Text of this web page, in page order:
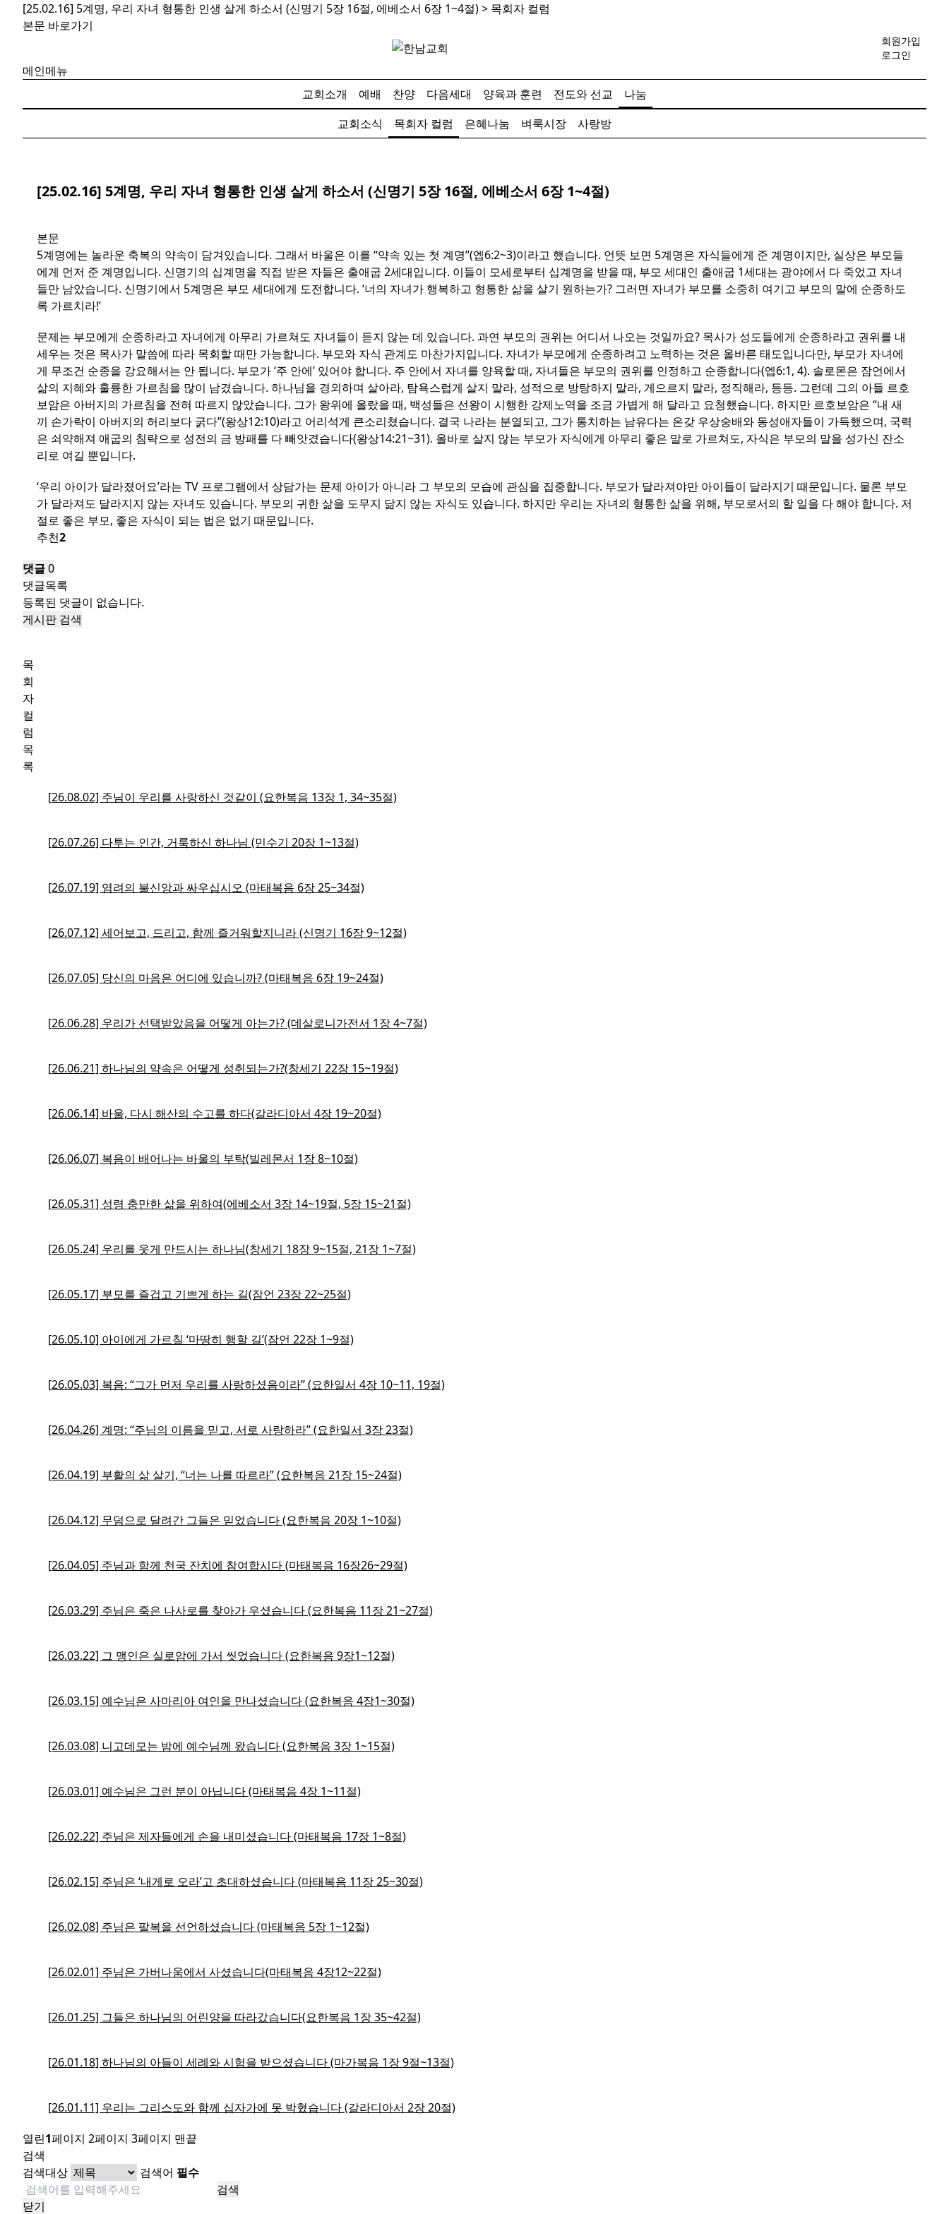
[25.02.16] 5계명, 우리 자녀 형통한 인생 살게 하소서 (신명기 5장 16절, 에베소서 6장 1~4절) > 목회자 컬럼
본문 바로가기
회원가입
로그인
메인메뉴
교회소개
예배 찬양 다음세대 양육과 훈련 전도와 선교
나눔
교회소식
목회자 컬럼 은혜나눔 벼룩시장 사랑방
[25.02.16] 5계명, 우리 자녀 형통한 인생 살게 하소서 (신명기 5장 16절, 에베소서 6장 1~4절)
본문
5계명에는 놀라운 축복의 약속이 담겨있습니다. 그래서 바울은 이를 “약속 있는 첫 계명”(엡6:2~3)이라고 했습니다. 언뜻 보면 5계명은 자식들에게 준 계명이지만, 실상은 부모들
에게 먼저 준 계명입니다. 신명기의 십계명을 직접 받은 자들은 출애굽 2세대입니다. 이들이 모세로부터 십계명을 받을 때, 부모 세대인 출애굽 1세대는 광야에서 다 죽었고 자녀
들만 남았습니다. 신명기에서 5계명은 부모 세대에게 도전합니다. ‘너의 자녀가 행복하고 형통한 삶을 살기 원하는가? 그러면 자녀가 부모를 소중히 여기고 부모의 말에 순종하도
록 가르치라!’
문제는 부모에게 순종하라고 자녀에게 아무리 가르쳐도 자녀들이 듣지 않는 데 있습니다. 과연 부모의 권위는 어디서 나오는 것일까요? 목사가 성도들에게 순종하라고 권위를 내
세우는 것은 목사가 말씀에 따라 목회할 때만 가능합니다. 부모와 자식 관계도 마찬가지입니다. 자녀가 부모에게 순종하려고 노력하는 것은 올바른 태도입니다만, 부모가 자녀에
게 무조건 순종을 강요해서는 안 됩니다. 부모가 ‘주 안에’ 있어야 합니다. 주 안에서 자녀를 양육할 때, 자녀들은 부모의 권위를 인정하고 순종합니다(엡6:1, 4). 솔로몬은 잠언에서
삶의 지혜와 훌륭한 가르침을 많이 남겼습니다. 하나님을 경외하며 살아라, 탐욕스럽게 살지 말라, 성적으로 방탕하지 말라, 게으르지 말라, 정직해라, 등등. 그런데 그의 아들 르호
보암은 아버지의 가르침을 전혀 따르지 않았습니다. 그가 왕위에 올랐을 때, 백성들은 선왕이 시행한 강제노역을 조금 가볍게 해 달라고 요청했습니다. 하지만 르호보암은 “내 새
끼 손가락이 아버지의 허리보다 굵다”(왕상12:10)라고 어리석게 큰소리쳤습니다. 결국 나라는 분열되고, 그가 통치하는 남유다는 온갖 우상숭배와 동성애자들이 가득했으며, 국력
은 쇠약해져 애굽의 침략으로 성전의 금 방패를 다 빼앗겼습니다(왕상14:21~31). 올바로 살지 않는 부모가 자식에게 아무리 좋은 말로 가르쳐도, 자식은 부모의 말을 성가신 잔소
리로 여길 뿐입니다.
‘우리 아이가 달라졌어요’라는 TV 프로그램에서 상담가는 문제 아이가 아니라 그 부모의 모습에 관심을 집중합니다. 부모가 달라져야만 아이들이 달라지기 때문입니다. 물론 부모
가 달라져도 달라지지 않는 자녀도 있습니다. 부모의 귀한 삶을 도무지 닮지 않는 자식도 있습니다. 하지만 우리는 자녀의 형통한 삶을 위해, 부모로서의 할 일을 다 해야 합니다. 저
절로 좋은 부모, 좋은 자식이 되는 법은 없기 때문입니다.
추천2
댓글0
댓글목록
등록된 댓글이 없습니다.
게시판 검색
목
회
자
컬
럼
목
록
[26.08.02] 주님이 우리를 사랑하신 것같이 (요한복음 13장 1, 34~35절)
[26.07.26] 다투는 인간, 거룩하신 하나님 (민수기 20장 1~13절)
[26.07.19] 염려의 불신앙과 싸우십시오 (마태복음 6장 25~34절)
[26.07.12] 세어보고, 드리고, 함께 즐거워할지니라 (신명기 16장 9~12절)
[26.07.05] 당신의 마음은 어디에 있습니까? (마태복음 6장 19~24절)
[26.06.28] 우리가 선택받았음을 어떻게 아는가? (데살로니가전서 1장 4~7절)
[26.06.21] 하나님의 약속은 어떻게 성취되는가?(창세기 22장 15~19절)
[26.06.14] 바울, 다시 해산의 수고를 하다(갈라디아서 4장 19~20절)
[26.06.07] 복음이 배어나는 바울의 부탁(빌레몬서 1장 8~10절)
[26.05.31] 성령 충만한 삶을 위하여(에베소서 3장 14~19절, 5장 15~21절)
[26.05.24] 우리를 웃게 만드시는 하나님(창세기 18장 9~15절, 21장 1~7절)
[26.05.17] 부모를 즐겁고 기쁘게 하는 길(잠언 23장 22~25절)
[26.05.10] 아이에게 가르칠 ‘마땅히 행할 길’(잠언 22장 1~9절)
[26.05.03] 복음: “그가 먼저 우리를 사랑하셨음이라” (요한일서 4장 10~11, 19절)
[26.04.26] 계명: “주님의 이름을 믿고, 서로 사랑하라” (요한일서 3장 23절)
[26.04.19] 부활의 삶 살기, “너는 나를 따르라” (요한복음 21장 15~24절)
[26.04.12] 무덤으로 달려간 그들은 믿었습니다 (요한복음 20장 1~10절)
[26.04.05] 주님과 함께 천국 잔치에 참여합시다 (마태복음 16장26~29절)
[26.03.29] 주님은 죽은 나사로를 찾아가 우셨습니다 (요한복음 11장 21~27절)
[26.03.22] 그 맹인은 실로암에 가서 씻었습니다 (요한복음 9장1~12절)
[26.03.15] 예수님은 사마리아 여인을 만나셨습니다 (요한복음 4장1~30절)
[26.03.08] 니고데모는 밤에 예수님께 왔습니다 (요한복음 3장 1~15절)
[26.03.01] 예수님은 그런 분이 아닙니다 (마태복음 4장 1~11절)
[26.02.22] 주님은 제자들에게 손을 내미셨습니다 (마태복음 17장 1~8절)
[26.02.15] 주님은 ‘내게로 오라’고 초대하셨습니다 (마태복음 11장 25~30절)
[26.02.08] 주님은 팔복을 선언하셨습니다 (마태복음 5장 1~12절)
[26.02.01] 주님은 가버나움에서 사셨습니다(마태복음 4장12~22절)
[26.01.25] 그들은 하나님의 어린양을 따라갔습니다(요한복음 1장 35~42절)
[26.01.18] 하나님의 아들이 세례와 시험을 받으셨습니다 (마가복음 1장 9절~13절)
[26.01.11] 우리는 그리스도와 함께 십자가에 못 박혔습니다 (갈라디아서 2장 20절)
열린1페이지 2페이지 3페이지 맨끝
검색
검색대상
검색어 필수
검색
닫기